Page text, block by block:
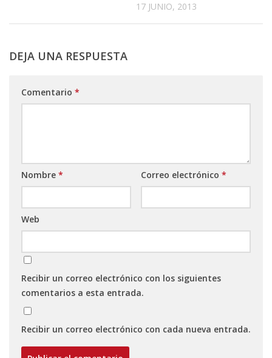
17 JUNIO, 2013
DEJA UNA RESPUESTA
Comentario *
Nombre * Correo electrónico *
Web
Recibir un correo electrónico con los siguientes
comentarios a esta entrada.
Recibir un correo electrónico con cada nueva entrada.